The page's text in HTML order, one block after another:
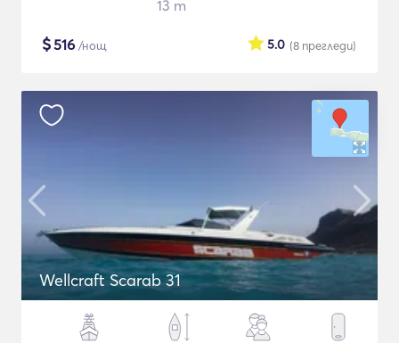
13 m
$516 /нощ (8 прегледи)
5.0
Wellcraft Scarab 31